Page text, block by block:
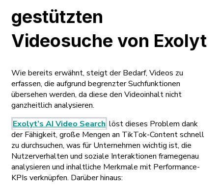
gestützten
Videosuche von Exolyt
Wie bereits erwähnt, steigt der Bedarf, Videos zu
erfassen, die aufgrund begrenzter Suchfunktionen
übersehen werden, da diese den Videoinhalt nicht
ganzheitlich analysieren.
Exolyt’s AI Video Search löst dieses Problem dank
der Fähigkeit, große Mengen an TikTok-Content schnell
zu durchsuchen, was für Unternehmen wichtig ist, die
Nutzerverhalten und soziale Interaktionen framegenau
analysieren und inhaltliche Merkmale mit Performance-
KPIs verknüpfen. Darüber hinaus: